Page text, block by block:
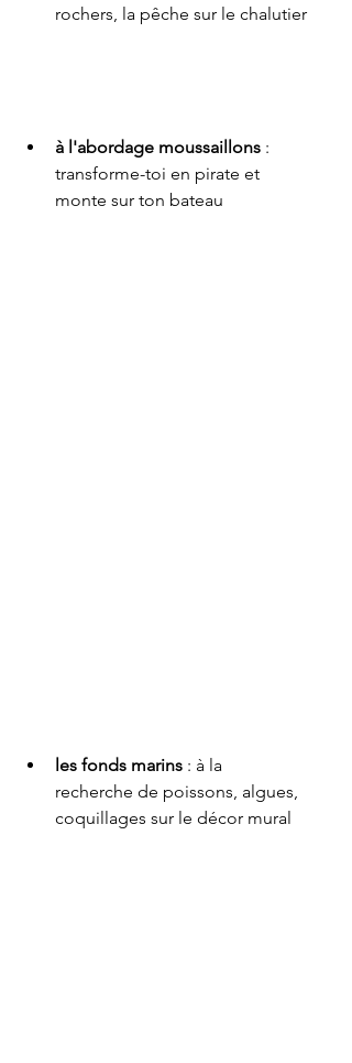
rochers, la pêche sur le chalutier
à l'abordage moussaillons :
transforme-toi en pirate et
monte sur ton bateau
les fonds marins : à la
recherche de poissons, algues,
coquillages sur le décor mural